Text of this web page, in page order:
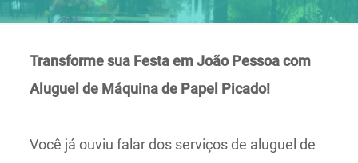
Transforme sua Festa em João Pessoa com
Aluguel de Máquina de Papel Picado!
Você já ouviu falar dos serviços de aluguel de